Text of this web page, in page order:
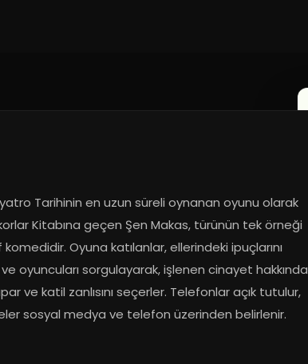
Tarihinin en uzun süreli oynanan oyunu olarak
Kitabına geçen Şen Makas, türünün tek örneği
Oyuna katılanlar, ellerindeki ipuçlarını
oyuncuları sorgulayarak, işlenen cinayet hakkında
ve katil zanlısını seçerler. Telefonlar açık tutulur,
sosyal medya ve telefon üzerinden belirlenir.